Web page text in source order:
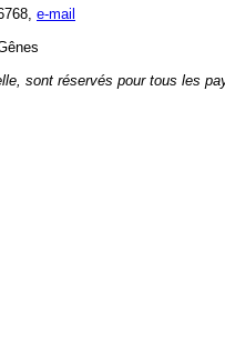
e-mail
sont réservés pour tous les